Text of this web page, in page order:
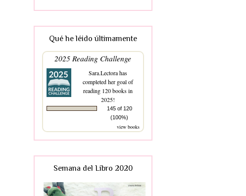
Qué he léido últimamente
2025 Reading Challenge
Sara.Lectorahas
completed her goal of
reading 120 books in
2025!
145 of 120
(100%)
view books
Semana del Libro 2020